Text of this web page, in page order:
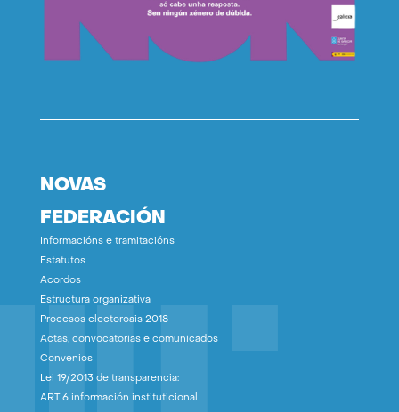
NOVAS
FEDERACIÓN
Informacións e tramitacións
Estatutos
Acordos
Estructura organizativa
Procesos electoroais 2018
Actas, convocatorias e comunicados
Convenios
Lei 19/2013 de transparencia:
ART 6 información instituticional